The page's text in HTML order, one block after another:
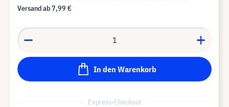
Versand ab7,99 €
In den Warenkorb
Express-Checkout